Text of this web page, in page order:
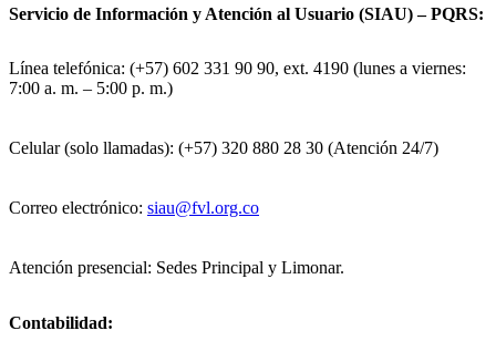
Servicio de Información y Atención al Usuario (SIAU) – PQRS:
Línea telefónica: (+57) 602 331 90 90, ext. 4190 (lunes a viernes:
7:00 a. m. – 5:00 p. m.)
Celular (solo llamadas): (+57) 320 880 28 30 (Atención 24/7)
Correo electrónico: siau@fvl.org.co
Atención presencial: Sedes Principal y Limonar.
Contabilidad: